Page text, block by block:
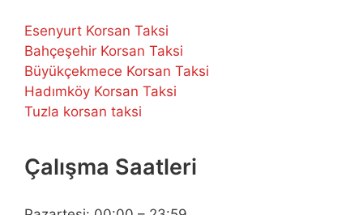
Esenyurt Korsan Taksi
Bahçeşehir Korsan Taksi
Büyükçekmece Korsan Taksi
Hadımköy Korsan Taksi
Tuzla korsan taksi
Çalışma Saatleri